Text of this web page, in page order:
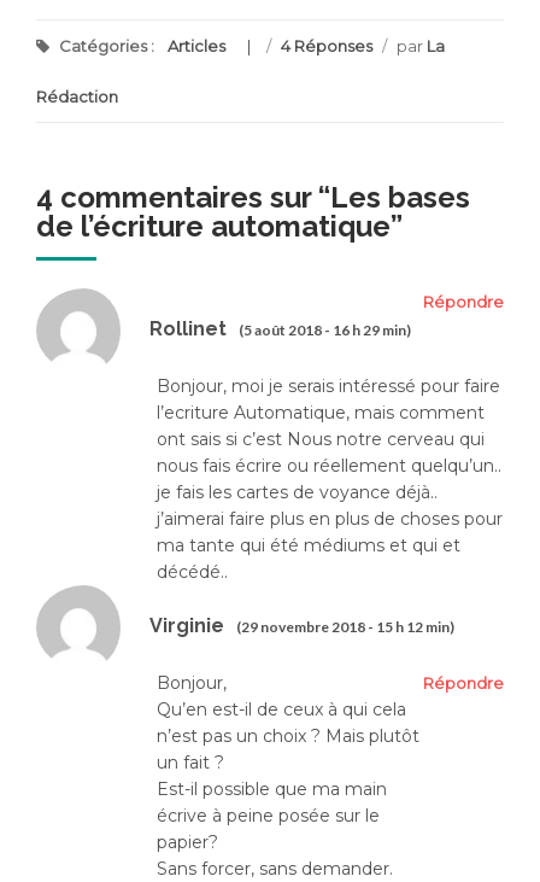
Catégories : Articles / 4 Réponses / par La
Rédaction
4 commentaires sur “Les bases
de l’écriture automatique”
Rollinet (5 août 2018 - 16 h 29 min)
Répondre
Bonjour, moi je serais intéressé pour faire
l’ecriture Automatique, mais comment
ont sais si c’est Nous notre cerveau qui
nous fais écrire ou réellement quelqu’un..
je fais les cartes de voyance déjà..
j’aimerai faire plus en plus de choses pour
ma tante qui été médiums et qui et
décédé..
Virginie (29 novembre 2018 - 15 h 12 min)
Répondre
Bonjour,
Qu’en est-il de ceux à qui cela
n’est pas un choix ? Mais plutôt
un fait ?
Est-il possible que ma main
écrive à peine posée sur le
papier?
Sans forcer, sans demander.